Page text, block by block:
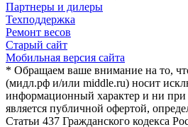
Партнеры и дилеры
Техподдержка
Ремонт весов
Старый сайт
Мобильная версия сайта
* Обращаем ваше внимание на то,
(мидл.рф и/или middle.ru) носит
информационный характер и ни при
является публичной офертой,
Статьи 437 Гражданского кодекса